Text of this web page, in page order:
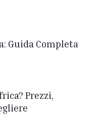
Guida Completa
Prezzi,